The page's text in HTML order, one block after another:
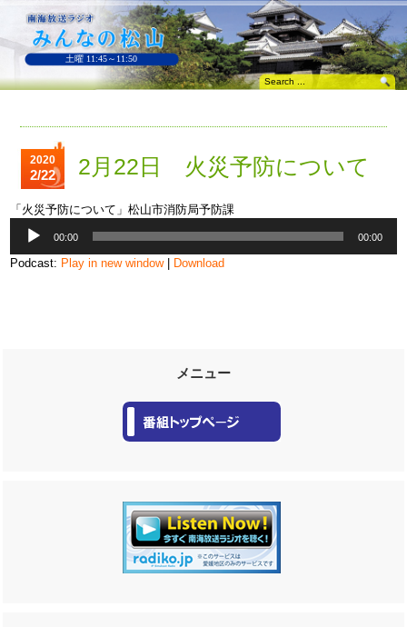
土曜 11:45～11:50
メニュー
2020
2/22 2月22日 火災予防について
「火災予防について」松山市消防局予防課
プ
00:00 00:00
Podcast: Play in new window| Download